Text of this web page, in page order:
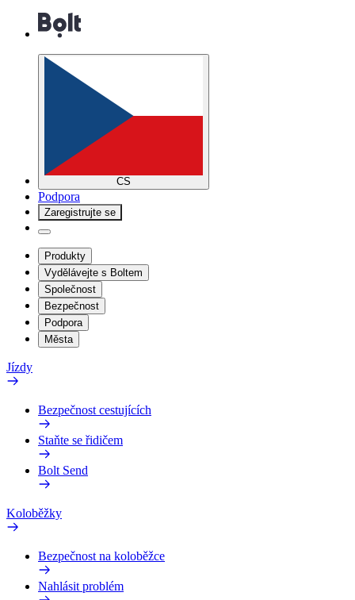
CS
Podpora
Zaregistrujte se
Produkty
Vydělávejte s Boltem
Společnost
Bezpečnost
Podpora
Města
Jízdy
Bezpečnost cestujících
Staňte se řidičem
Bolt Send
Koloběžky
Bezpečnost na koloběžce
Nahlásit problém